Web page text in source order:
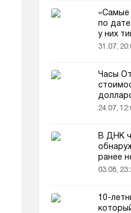
по
у них
31.07,
Часы
24.07,
В ДНК
ранее
03.08,
10-